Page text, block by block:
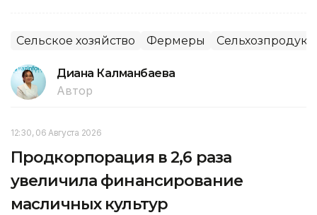
Сельское хозяйство Фермеры
Диана Калманбаева
Автор
12:30, 06 Августа 2026
Продкорпорация в 2,6 раза
увеличила финансирование
масличных культур